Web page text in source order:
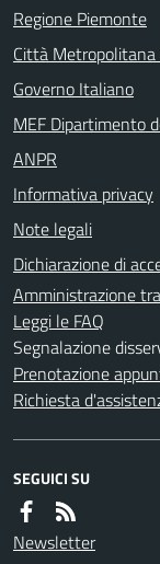
Regione Piemonte
Città Metropolitana
Governo Italiano
MEF Dipartimento
ANPR
Informativa privacy
Note legali
Dichiarazione di
Amministrazione
Leggi le FAQ
Segnalazione
Prenotazione
Richiesta
SEGUICI SU
Newsletter